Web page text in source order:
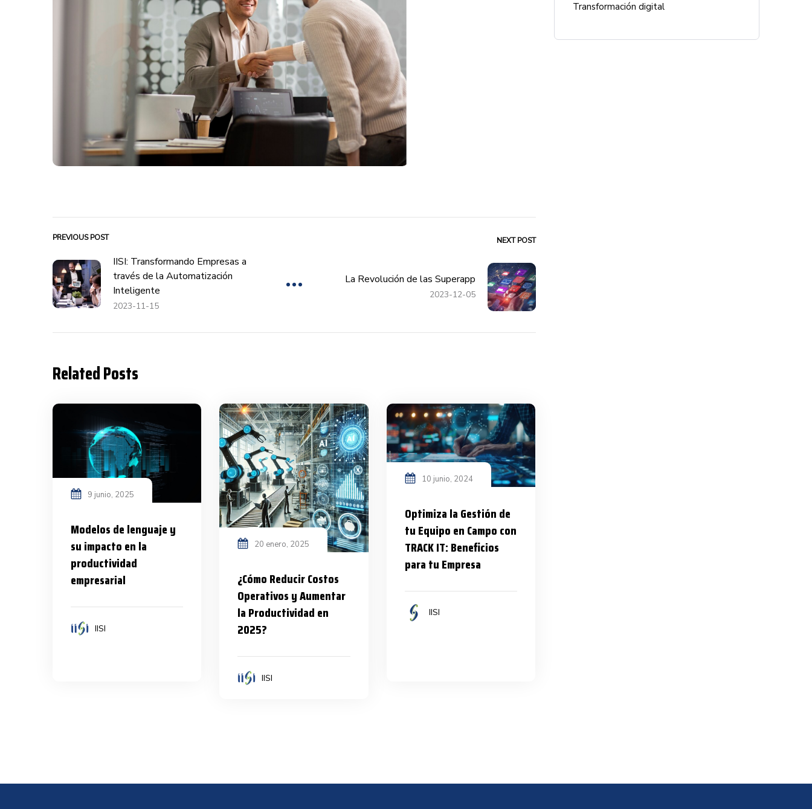
Transformación digital
PREVIOUS POST
IISI: Transformando Empresas a
través de la Automatización
Inteligente
2023-11-15
NEXT POST
La Revolución de las Superapp
2023-12-05
Related Posts
9 junio, 2025
Modelos de lenguaje y
su impacto en la
productividad
empresarial
IISI
20 enero, 2025
¿Cómo Reducir Costos
Operativos y Aumentar
la Productividad en
2025?
IISI
10 junio, 2024
Optimiza la Gestión de
tu Equipo en Campo con
TRACK IT: Beneficios
para tu Empresa
IISI